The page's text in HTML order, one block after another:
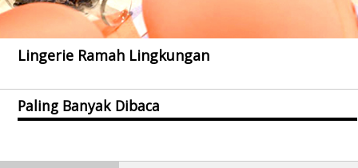
Lingerie Ramah Lingkungan
Paling Banyak Dibaca